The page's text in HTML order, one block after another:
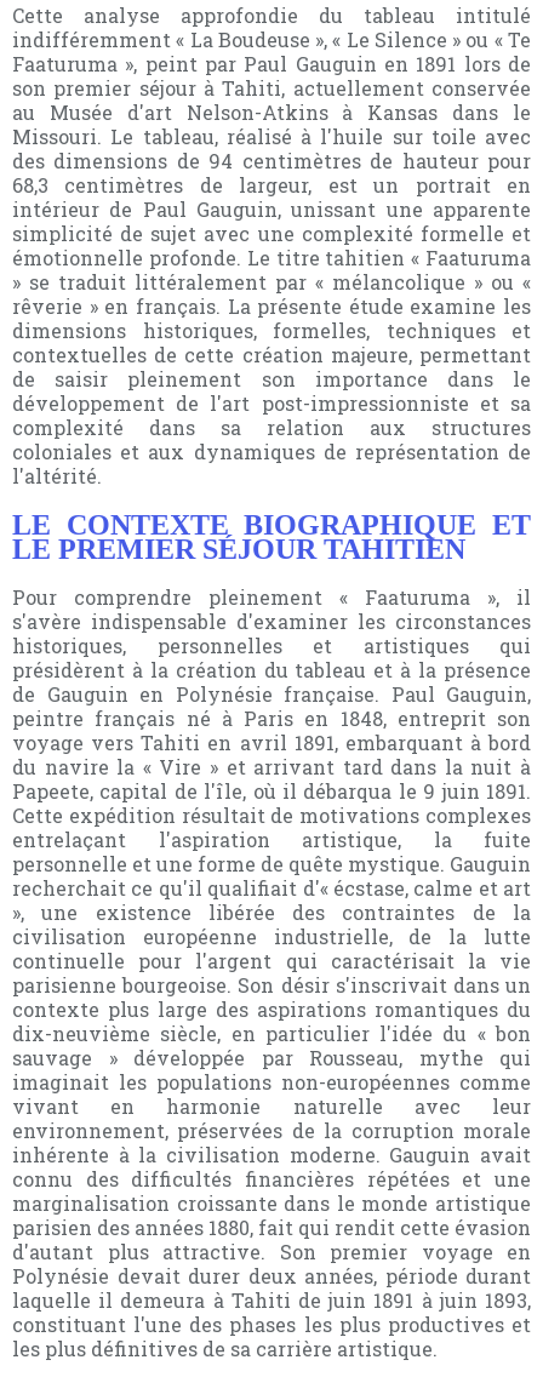
Cette analyse approfondie du tableau intitulé
indifféremment « La Boudeuse », « Le Silence » ou « Te
Faaturuma », peint par Paul Gauguin en 1891 lors de
son premier séjour à Tahiti, actuellement conservée
au Musée d'art Nelson-Atkins à Kansas dans le
Missouri. Le tableau, réalisé à l'huile sur toile avec
des dimensions de 94 centimètres de hauteur pour
68,3 centimètres de largeur, est un portrait en
intérieur de Paul Gauguin, unissant une apparente
simplicité de sujet avec une complexité formelle et
émotionnelle profonde. Le titre tahitien « Faaturuma
» se traduit littéralement par « mélancolique » ou «
rêverie » en français. La présente étude examine les
dimensions historiques, formelles, techniques et
contextuelles de cette création majeure, permettant
de saisir pleinement son importance dans le
développement de l'art post-impressionniste et sa
complexité dans sa relation aux structures
coloniales et aux dynamiques de représentation de
l'altérité.
LE CONTEXTE BIOGRAPHIQUE ET
LE PREMIER SÉJOUR TAHITIEN
Pour comprendre pleinement « Faaturuma », il
s'avère indispensable d'examiner les circonstances
historiques, personnelles et artistiques qui
présidèrent à la création du tableau et à la présence
de Gauguin en Polynésie française. Paul Gauguin,
peintre français né à Paris en 1848, entreprit son
voyage vers Tahiti en avril 1891, embarquant à bord
du navire la « Vire » et arrivant tard dans la nuit à
Papeete, capital de l'île, où il débarqua le 9 juin 1891.
Cette expédition résultait de motivations complexes
entrelaçant l'aspiration artistique, la fuite
personnelle et une forme de quête mystique. Gauguin
recherchait ce qu'il qualifiait d'« écstase, calme et art
», une existence libérée des contraintes de la
civilisation européenne industrielle, de la lutte
continuelle pour l'argent qui caractérisait la vie
parisienne bourgeoise. Son désir s'inscrivait dans un
contexte plus large des aspirations romantiques du
dix-neuvième siècle, en particulier l'idée du « bon
sauvage » développée par Rousseau, mythe qui
imaginait les populations non-européennes comme
vivant en harmonie naturelle avec leur
environnement, préservées de la corruption morale
inhérente à la civilisation moderne. Gauguin avait
connu des difficultés financières répétées et une
marginalisation croissante dans le monde artistique
parisien des années 1880, fait qui rendit cette évasion
d'autant plus attractive. Son premier voyage en
Polynésie devait durer deux années, période durant
laquelle il demeura à Tahiti de juin 1891 à juin 1893,
constituant l'une des phases les plus productives et
les plus définitives de sa carrière artistique.